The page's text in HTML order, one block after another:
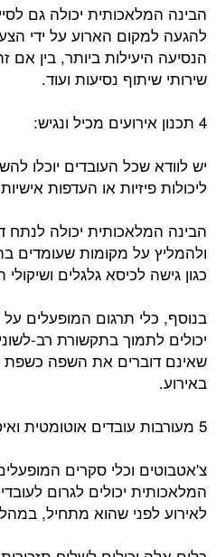
הבינה המלאכותית יכולה גם
להגעה למקום הארוע על ידי
הנסיעה היעילות ביותר, בין אם
שירותי שיתוף נסיעות ועוד.
4 תכנון אירועים מכיל ונגיש:
יש לוודא שכל העובדים יוכלו
ליכולות פיזיות או העדפות
הבינה המלאכותית יכולה לנתח
ולהמליץ ​​על מקומות שעומדים
כגון גישה לכיסא גלגלים ושיקולי
בנוסף, כלי תרגום המופעלים
יכולים לתמוך בתקשורת רב-
שאינם דוברים את השפה כשפת
באירוע.
5 מעורבות עובדים אוטומטית ואיסוף משוב:
צ'אטבוטים וכלי סקרים
המלאכותית יכולים לגרום
לאירוע לפני שהוא מתחיל,